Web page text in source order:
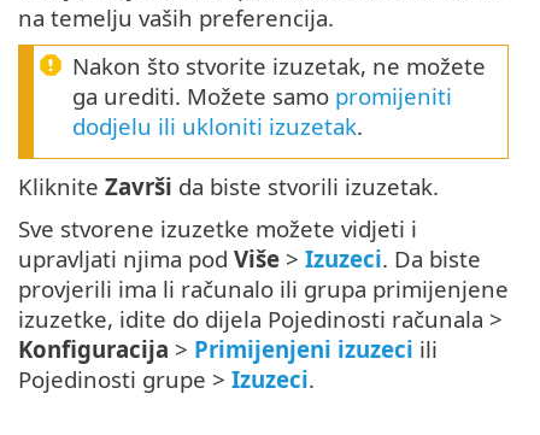
na temelju vaših preferencija.
Nakon što stvorite izuzetak, ne možete
ga urediti. Možete samo promijeniti
dodjelu ili ukloniti izuzetak.
Kliknite Završi da biste stvorili izuzetak.
Sve stvorene izuzetke možete vidjeti i
upravljati njima pod Više > Izuzeci. Da biste
provjerili ima li računalo ili grupa primijenjene
izuzetke, idite do dijela Pojedinosti računala >
Konfiguracija > Primijenjeni izuzeci ili
Pojedinosti grupe > Izuzeci.